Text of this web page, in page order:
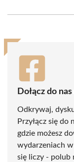
(Twitter)
Dołącz do
Odkrywaj,
Przyłącz się do
gdzie możesz
wydarzeniach
się liczy - polub